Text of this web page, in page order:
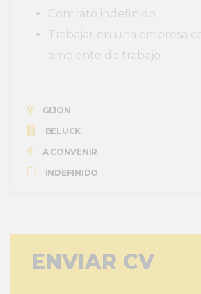
Contrato indefinido
Trabajar en una empresa
ambiente de trabajo
GIJÓN
BELUCK
A CONVENIR
INDEFINIDO
ENVIAR CV